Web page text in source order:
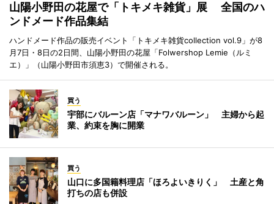
山陽小野田の花屋で「トキメキ雑貨」展 全国のハ
ンドメード作品集結
ハンドメード作品の販売イベント「トキメキ雑貨collection vol.9」が8
月7日・8日の2日間、山陽小野田の花屋「Folwershop Lemie（ルミ
エ）」（山陽小野田市須恵3）で開催される。
買う
宇部にバルーン店「マナワバルーン」 主婦から起
業、約束を胸に開業
買う
山口に多国籍料理店「ほろよいきりく」 土産と角
打ちの店も併設